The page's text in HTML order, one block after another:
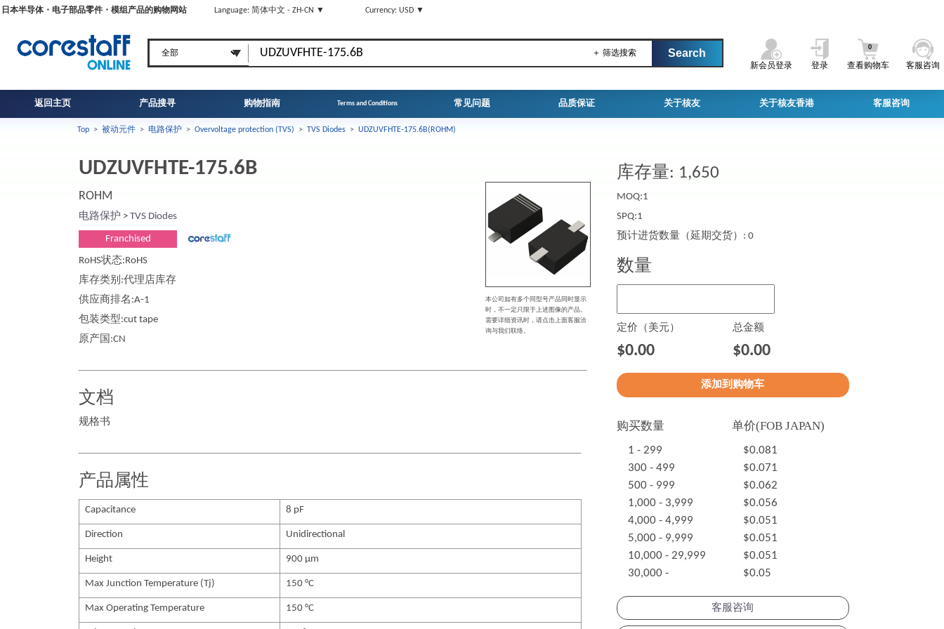
日本半导体・电子部品零件・模组产品的购物网站 Language: 简体中文 - ZH-CN ▼ Currency: USD ▼
＋ 筛选搜索
新会员登录 登录 查看购物车
0
客服咨询
返回主页 产品搜寻 购物指南 Terms and Conditions 常见问题 品质保证 关于核友 关于核友香港 客服咨询
Top > 被动元件 > 电路保护 > Overvoltage protection (TVS) > TVS Diodes > UDZUVFHTE-175.6B(ROHM)
UDZUVFHTE-175.6B
ROHM
电路保护 > TVS Diodes
Franchised
RoHS状态:RoHS
库存类别:代理店库存
供应商排名:A-1
包装类型:cut tape
原产国:CN
本公司如有多个同型号产品同时显示
时，不一定只限于上述图像的产品。
需要详细资讯时，请点击上面客服洽
询与我们联络。
文档
规格书
产品属性
Capacitance 8 pF
Direction Unidirectional
Height 900 µm
Max Junction Temperature (Tj) 150 °C
Max Operating Temperature 150 °C
库存量: 1,650
MOQ:1
SPQ:1
预计进货数量（延期交货）: 0
数量
定价（美元） 总金额
$0.00 $0.00
购买数量 单价(FOB JAPAN)
1 - 299
$0.081
300 - 499
$0.071
500 - 999
$0.062
1,000 - 3,999
$0.056
4,000 - 4,999
$0.051
5,000 - 9,999
$0.051
10,000 - 29,999
$0.051
30,000 -
$0.05
客服咨询